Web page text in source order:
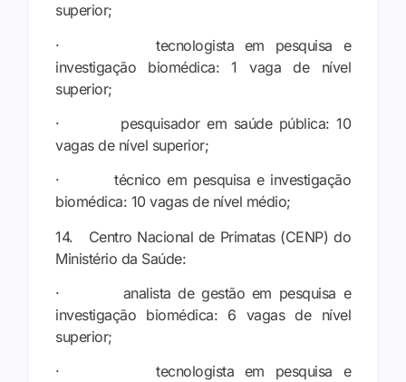
superior;
· tecnologista em pesquisa e
investigação biomédica: 1 vaga de nível
superior;
· pesquisador em saúde pública: 10
vagas de nível superior;
· técnico em pesquisa e investigação
biomédica: 10 vagas de nível médio;
14. Centro Nacional de Primatas (CENP) do
Ministério da Saúde:
· analista de gestão em pesquisa e
investigação biomédica: 6 vagas de nível
superior;
· tecnologista em pesquisa e